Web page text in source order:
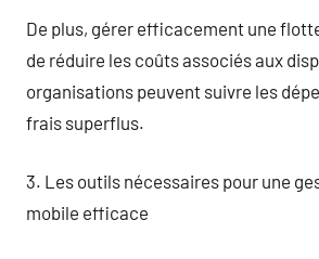
De plus, gérer efficacement une
de réduire les coûts associés aux
organisations peuvent suivre les
frais superflus.
3. Les outils nécessaires pour une
mobile efficace